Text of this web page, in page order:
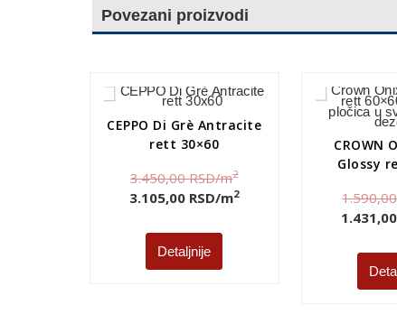
Povezani proizvodi
CEPPO Di Grè Antracite
rett 30×60
3.450,00RSD/m2
3.105,00 RSD/m2
Detaljnije
CROWN
Glossy
1.431,00